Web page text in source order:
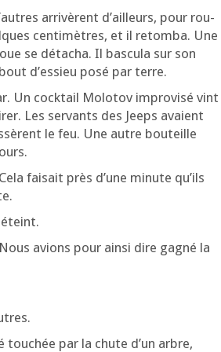
arri­vèrent d’ailleurs, pour rou­
cen­ti­mètres, et il retom­ba. Une
se déta­cha. Il bas­cu­la sur son
d’es­sieu posé par terre.
Un cock­tail Molo­tov impro­vi­sé vint
Les ser­vants des Jeeps avaient
le feu. Une autre bou­teille
fai­sait près d’une minute qu’ils
éteint.
avions pour ain­si dire gagné la
par la chute d’un arbre,